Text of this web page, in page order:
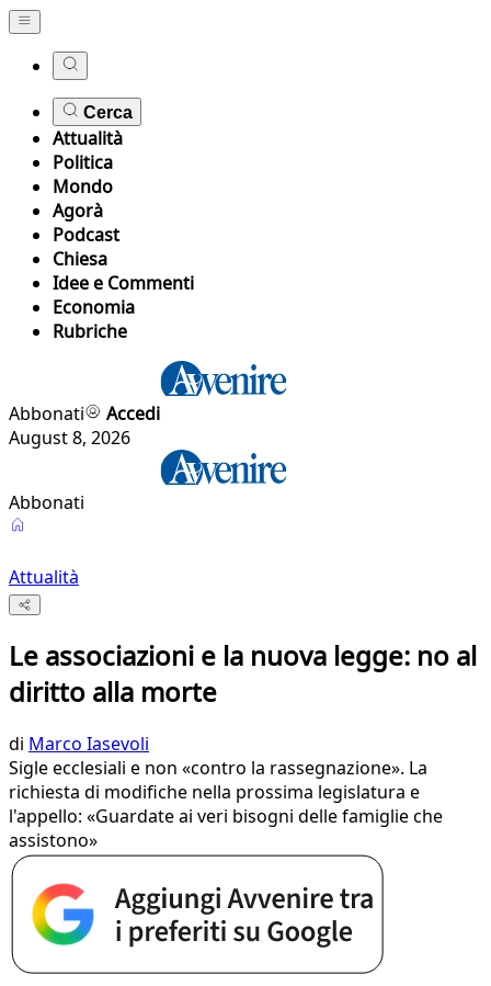
Cerca
Attualità
Politica
Mondo
Agorà
Podcast
Chiesa
Idee e Commenti
Economia
Rubriche
Abbonati
Accedi
August 8, 2026
Abbonati
Attualità
Le associazioni e la nuova legge: no al
diritto alla morte
di Marco Iasevoli
Sigle ecclesiali e non «contro la rassegnazione». La
richiesta di modifiche nella prossima legislatura e
l'appello: «Guardate ai veri bisogni delle famiglie che
assistono»